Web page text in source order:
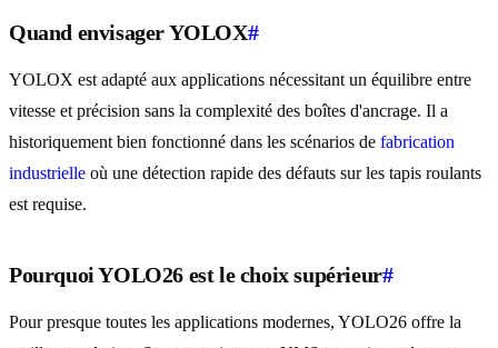
Quand envisager YOLOX#
YOLOX est adapté aux applications nécessitant un équilibre entre
vitesse et précision sans la complexité des boîtes d'ancrage. Il a
historiquement bien fonctionné dans les scénarios de fabrication
industrielle où une détection rapide des défauts sur les tapis roulants
est requise.
Pourquoi YOLO26 est le choix supérieur#
Pour presque toutes les applications modernes, YOLO26 offre la